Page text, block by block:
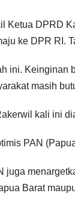
Ketua DPRD
ke DPR RI.
ini. Keinginan
masih
kali ini
PAN
juga
Barat